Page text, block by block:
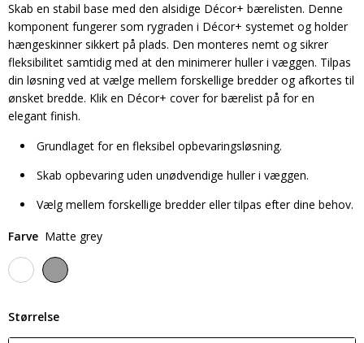
Skab en stabil base med den alsidige Décor+ bærelisten. Denne
komponent fungerer som rygraden i Décor+ systemet og holder
hængeskinner sikkert på plads. Den monteres nemt og sikrer
fleksibilitet samtidig med at den minimerer huller i væggen. Tilpas
din løsning ved at vælge mellem forskellige bredder og afkortes til
ønsket bredde. Klik en Décor+ cover for bærelist på for en
elegant finish.
Grundlaget for en fleksibel opbevaringsløsning.
Skab opbevaring uden unødvendige huller i væggen.
Vælg mellem forskellige bredder eller tilpas efter dine behov.
Farve Matte grey
Størrelse